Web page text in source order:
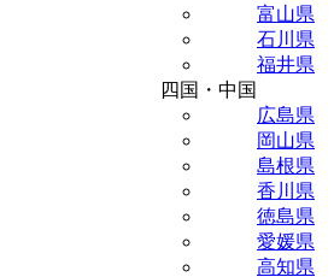
富山県
石川県
福井県
四国・中国
広島県
岡山県
島根県
香川県
徳島県
愛媛県
高知県